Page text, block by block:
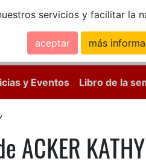
servicios y facilitar la
aceptar más
y Eventos Libro de la
ACKER KATHY